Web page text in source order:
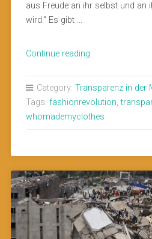
aus Freude an ihr selbst und an
wird.“ Es gibt …
Continue reading„Was
für
ein
Category: Transparenz in der
Tags: fashionrevolution,
whomademyclothes